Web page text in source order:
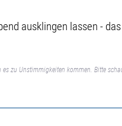
ausklingen lassen -
zu Unstimmigkeiten kommen. Bitte